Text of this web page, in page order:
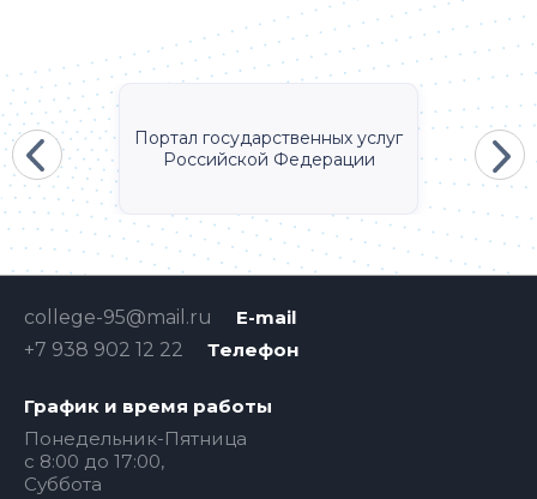
Портал государственных услуг
Российской Федерации
E-mail
college-95@mail.ru
Телефон
+7 938 902 12 22
График и время работы
Понедельник-Пятница
с 8:00 до 17:00,
Суббота